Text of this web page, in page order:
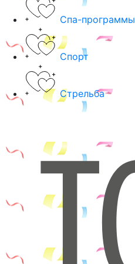
Спа-программы
Спорт
Стрельба